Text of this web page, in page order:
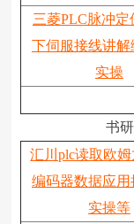
三菱PLC脉冲定
下伺服接线讲解
实操
书
汇川plc读取欧
编码器数据应用
实操等